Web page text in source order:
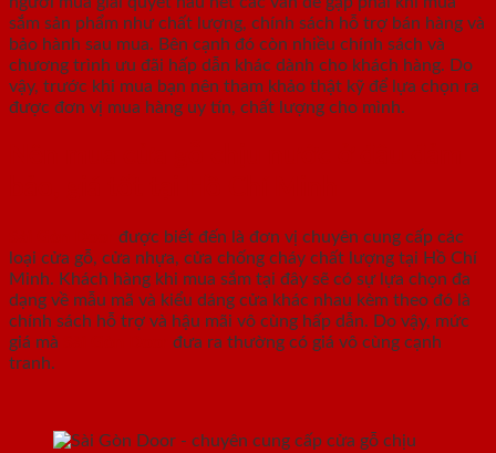
sắm sản phẩm như chất lượng, chính sách hỗ trợ bán hàng và
bảo hành sau mua. Bên cạnh đó còn nhiều chính sách và
chương trình ưu đãi hấp dẫn khác dành cho khách hàng. Do
vậy, trước khi mua bạn nên tham khảo thật kỹ để lựa chọn ra
được đơn vị mua hàng uy tín, chất lượng cho mình.
được biết đến là đơn vị chuyên cung cấp các
loại cửa gỗ, cửa nhựa, cửa chống cháy chất lượng tại Hồ Chí
Minh. Khách hàng khi mua sắm tại đây sẽ có sự lựa chọn đa
dạng về mẫu mã và kiểu dáng cửa khác nhau kèm theo đó là
chính sách hỗ trợ và hậu mãi vô cùng hấp dẫn. Do vậy, mức
giá mà
đưa ra thường có giá vô cùng cạnh
tranh.